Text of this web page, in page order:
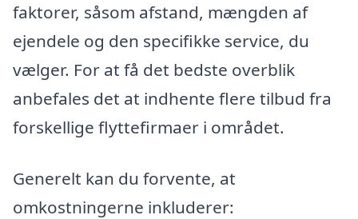
faktorer, såsom afstand, mængden af
ejendele og den specifikke service, du
vælger. For at få det bedste overblik
anbefales det at indhente flere tilbud fra
forskellige flyttefirmaer i området.
Generelt kan du forvente, at
omkostningerne inkluderer: